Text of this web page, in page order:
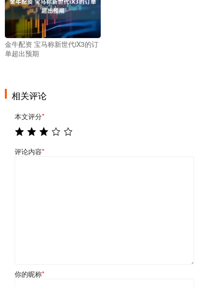
金牛配资 宝马称新世代iX3的订
单超出预期
相关评论
本文评分*
评论内容*
你的昵称*